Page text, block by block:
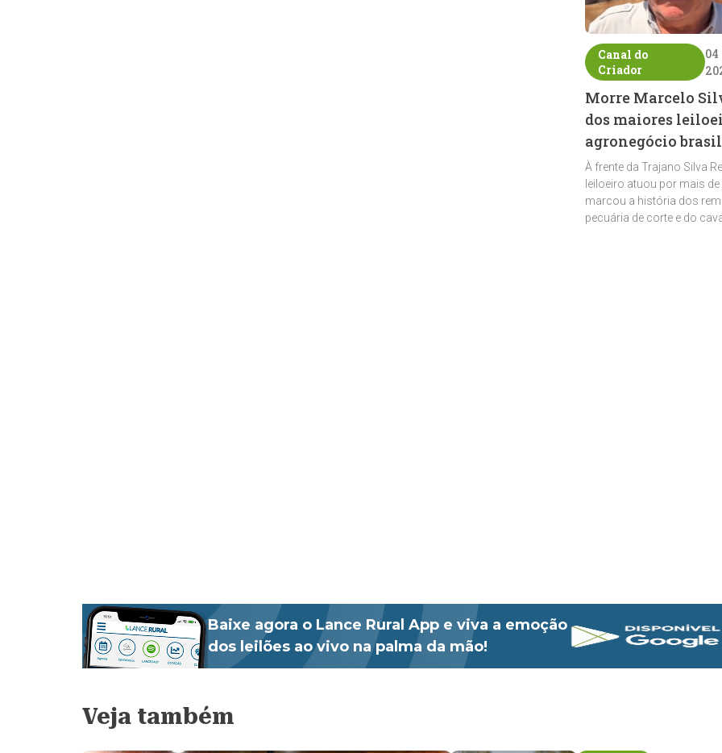
Canal do
Criador
04
Morre Marcelo
dos maiores
agronegócio
À frente da Trajano Silva
leiloeiro atuou por mais
marcou a história dos
pecuária de corte e do
Baixe agora o Lance Rural App e viva a emoção
dos leilões ao vivo na palma da mão!
Veja também